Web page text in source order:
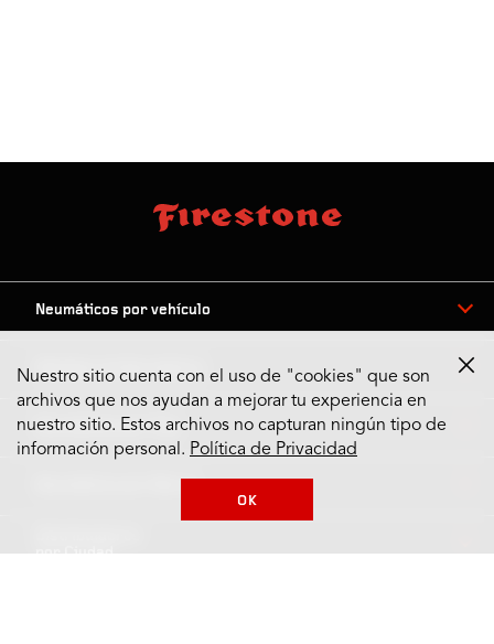
Neumáticos por vehículo
Medidas de Neumáticos
Neumáticos por Tipo
Nuestro sitio cuenta con el uso de "cookies" que son
archivos que nos ayudan a mejorar tu experiencia en
nuestro sitio. Estos archivos no capturan ningún tipo de
información personal. Política de Privacidad
OK